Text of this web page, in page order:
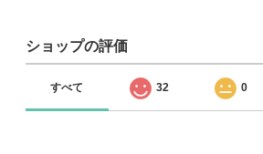
ショップの評価
すべて 32 0